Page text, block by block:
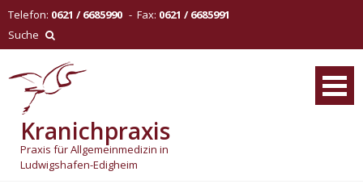
Skip
content
Telefon: 0621 / 6685990 - Fax: 0621 / 6685991
Suche
Kranichpraxis
Praxis für Allgemeinmedizin in
Ludwigshafen-Edigheim